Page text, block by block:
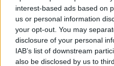
interest-based ads based on
us or personal information
your opt-out. You may
disclosure of your personal
IAB’s list of downstream
also be disclosed by us to
Ideale per il fissaggio
bendaggi di sostegno
3,22 € (iva esclusa)
( 2 recensioni )